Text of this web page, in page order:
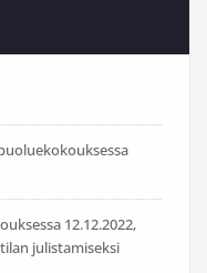
12.12.2022,
julistamiseksi